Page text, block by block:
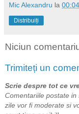
Mic Alexandru la 00:04
Distribuiți
Niciun
Trimiteți un
Scrie despre tot ce
Comentariile postate
zile vor fi moderate si